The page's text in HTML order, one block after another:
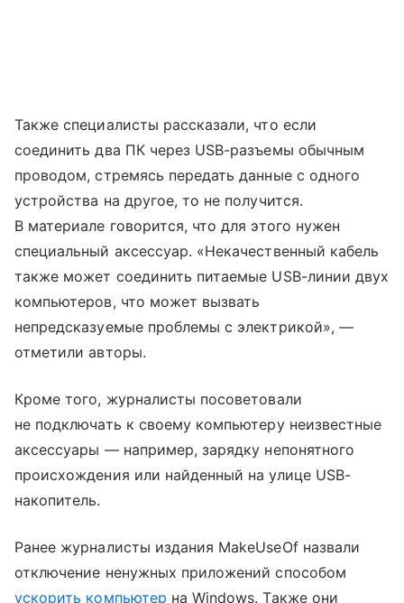
Также специалисты рассказали, что если
соединить два ПК через USB-разъемы обычным
проводом, стремясь передать данные с одного
устройства на другое, то не получится.
В материале говорится, что для этого нужен
специальный аксессуар. «Некачественный кабель
также может соединить питаемые USB-линии двух
компьютеров, что может вызвать
непредсказуемые проблемы с электрикой», —
отметили авторы.
Кроме того, журналисты посоветовали
не подключать к своему компьютеру неизвестные
аксессуары — например, зарядку непонятного
происхождения или найденный на улице USB-
накопитель.
Ранее журналисты издания MakeUseOf назвали
отключение ненужных приложений способом
ускорить компьютер на Windows. Также они